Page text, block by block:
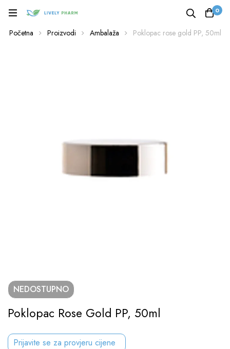
0
Početna Proizvodi Ambalaža Poklopac rose gold PP, 50ml
NEDOSTUPNO
Poklopac Rose Gold PP, 50ml
Prijavite se za provjeru cijene